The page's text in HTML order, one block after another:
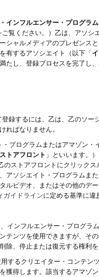
インフルエンサー・プログラム
覧ください。）乙は、アソシ
シャルメディアのプレゼンス
有するアソシエイト（以下「
たし、登録プロセスを完了し、
録するには、乙は、乙のソー
ればなりません。
プログラムまたはアマゾン・
ストアフロント 」といいます。
ストアフロントにクリック
アソシエイト・プログラム
ルビデオ、またはその他のデ
ガイドラインに定める基準に違
ンフルエンサー・プログラ
テンツを使用できますが、そ
除、停止または復元する権利
するクリエイター・コンテン
獲得します。該当するアマゾ